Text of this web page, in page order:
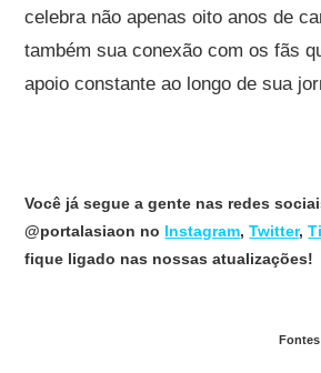
celebra não apenas oito anos de
também sua conexão com os fãs
apoio constante ao longo de sua
Você já segue a gente nas redes
@portalasiaon no Instagram,Twitter,
fique ligado nas nossas atualizações!